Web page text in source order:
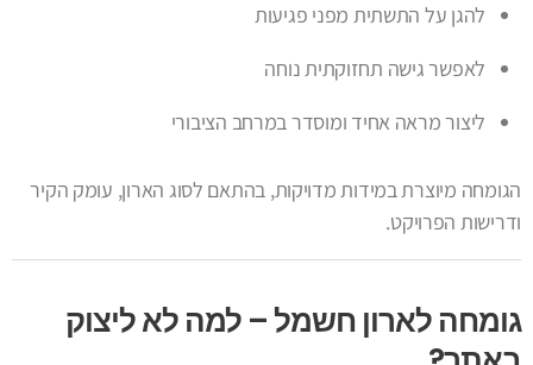
להגן על התשתית מפני פגיעות
לאפשר גישה תחזוקתית נוחה
ליצור מראה אחיד ומוסדר במרחב הציבורי
הגומחה מיוצרת במידות מדויקות, בהתאם לסוג הארון, עומק הקיר
ודרישות הפרויקט.
גומחה לארון חשמל – למה לא ליצוק